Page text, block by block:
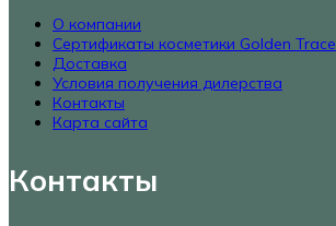
О компании
Сертификаты косметики Golden Trace
Доставка
Условия получения дилерства
Контакты
Карта сайта
Контакты